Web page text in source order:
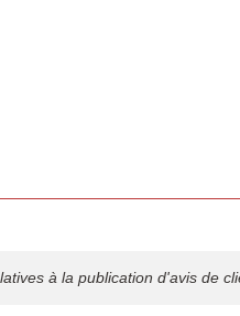
à la publication d'avis de